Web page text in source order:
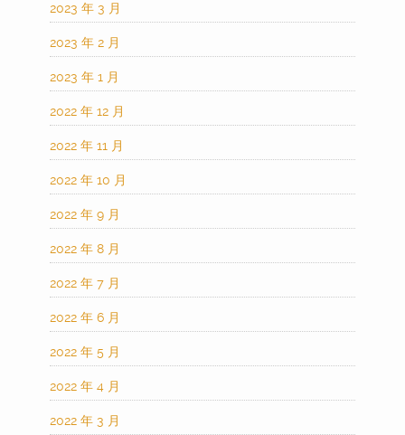
2023 年 3 月
2023 年 2 月
2023 年 1 月
2022 年 12 月
2022 年 11 月
2022 年 10 月
2022 年 9 月
2022 年 8 月
2022 年 7 月
2022 年 6 月
2022 年 5 月
2022 年 4 月
2022 年 3 月